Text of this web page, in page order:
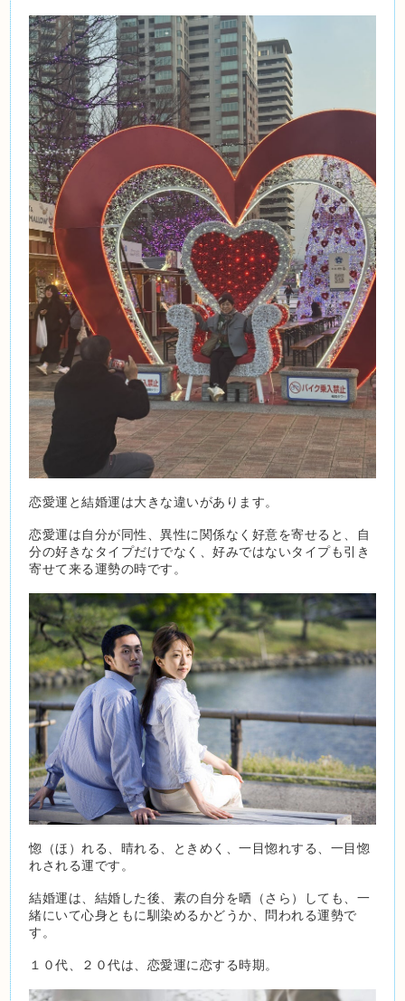
恋愛運と結婚運は大きな違いがあります。
恋愛運は自分が同性、異性に関係なく好意を寄せると、自
分の好きなタイプだけでなく、好みではないタイプも引き
寄せて来る運勢の時です。
惚（ほ）れる、晴れる、ときめく、一目惚れする、一目惚
れされる運です。
結婚運は、結婚した後、素の自分を晒（さら）しても、一
緒にいて心身ともに馴染めるかどうか、問われる運勢で
す。
１０代、２０代は、恋愛運に恋する時期。